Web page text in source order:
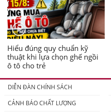
Hiểu đúng quy chuẩn kỹ
thuật khi lựa chọn ghế ngồi
ô tô cho trẻ
DIỄN ĐÀN CHÍNH SÁCH
CẢNH BÁO CHẤT LƯỢNG